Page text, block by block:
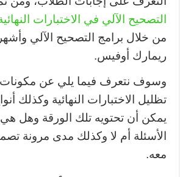
التصحيح الآلي في الاختبارات
من خلال برامج التصحيح الآلي
ريمارك أوفيس.
وسوف نتعرف فيما يلي عن
تظليل الاختبارات النهائية وكذلك
يمكن أن تحتويه تلك الورقة وهل
الأسئلة أم لا وكذلك مدى مرونة
معه.